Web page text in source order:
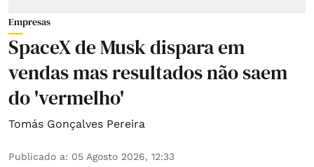
Empresas
SpaceX de Musk dispara em
vendas mas resultados não saem
do 'vermelho'
Tomás Gonçalves Pereira
Publicado a: 05 Agosto 2026, 12:33